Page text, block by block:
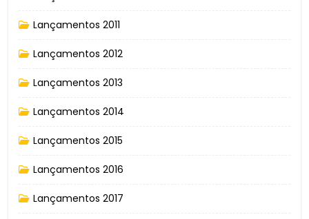
Lançamentos 2011
Lançamentos 2012
Lançamentos 2013
Lançamentos 2014
Lançamentos 2015
Lançamentos 2016
Lançamentos 2017